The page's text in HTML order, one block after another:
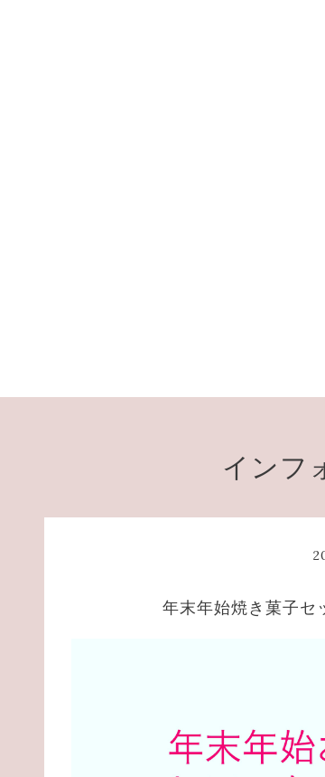
インフ
年末年始焼き菓子セ